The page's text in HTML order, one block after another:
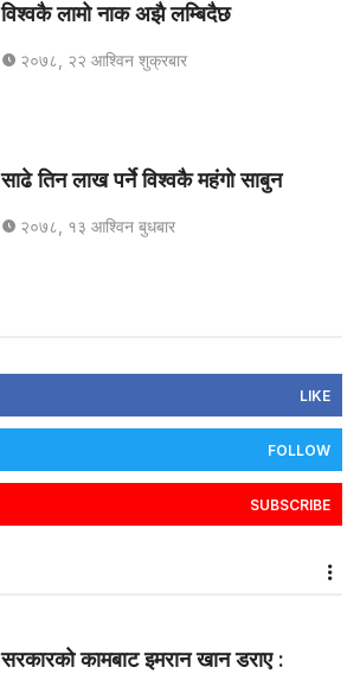
विश्वकै लामो नाक अझै लम्बिदैछ
२०७८, २२ आश्विन शुक्रबार
साढे तिन लाख पर्ने विश्वकै महंगो साबुन
२०७८, १३ आश्विन बुधबार
LIKE
FOLLOW
SUBSCRIBE
सरकारको कामबाट इमरान खान डराए :